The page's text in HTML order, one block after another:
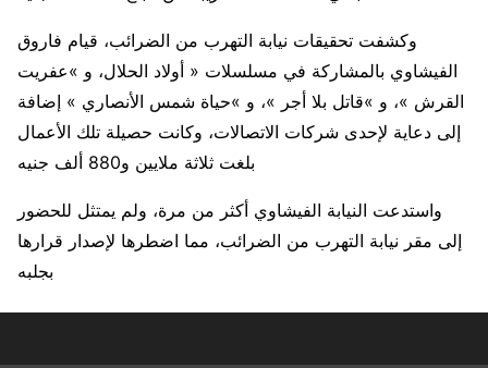
وكشفت تحقيقات نيابة التهرب من الضرائب، قيام فاروق
الفيشاوي بالمشاركة في مسلسلات « أولاد الحلال، و »عفريت
القرش »، و »قاتل بلا أجر »، و »حياة شمس الأنصاري » إضافة
إلى دعاية لإحدى شركات الاتصالات، وكانت حصيلة تلك الأعمال
بلغت ثلاثة ملايين و880 ألف جنيه
واستدعت النيابة الفيشاوي أكثر من مرة، ولم يمتثل للحضور
إلى مقر نيابة التهرب من الضرائب، مما اضطرها لإصدار قرارها
بجلبه